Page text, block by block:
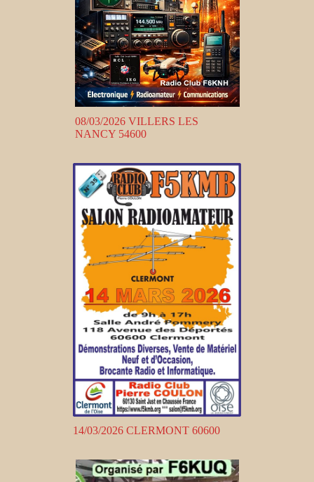
08/03/2026 VILLERS LES
NANCY 54600
14/03/2026 CLERMONT 60600